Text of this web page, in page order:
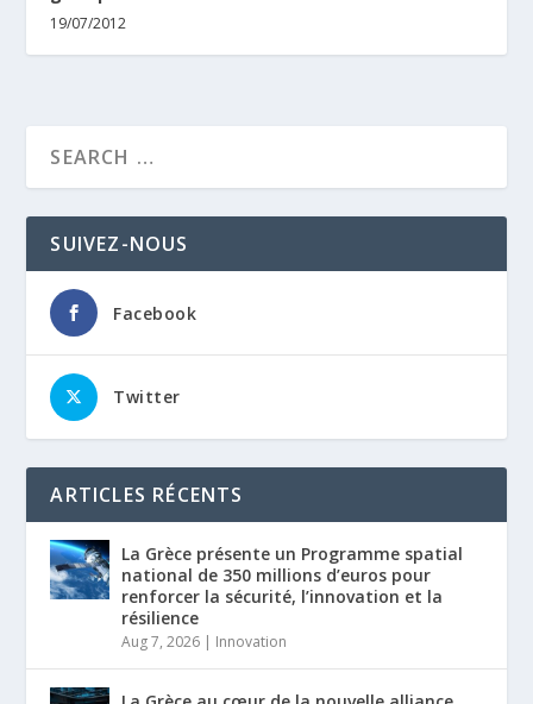
19/07/2012
SUIVEZ-NOUS
Facebook
Twitter
ARTICLES RÉCENTS
La Grèce présente un Programme spatial
national de 350 millions d’euros pour
renforcer la sécurité, l’innovation et la
résilience
Aug 7, 2026 | Innovation